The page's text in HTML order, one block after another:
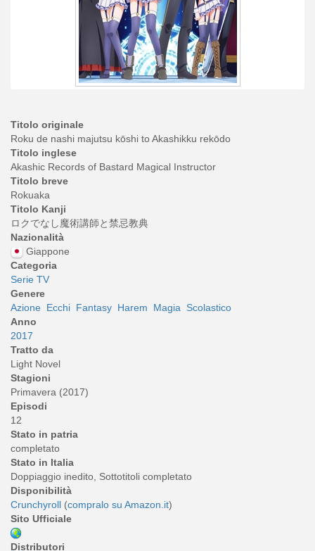
Titolo originale
Roku de nashi majutsu kōshi to Akashikku rekōdo
Titolo inglese
Akashic Records of Bastard Magical Instructor
Titolo breve
Rokuaka
Titolo Kanji
ロクでなし魔術講師と禁忌教典
Nazionalità
Giappone
Categoria
Serie TV
Genere
Azione Ecchi Fantasy Harem Magia
Scolastico
Anno
2017
Tratto da
Light Novel
Stagioni
Primavera (2017)
Episodi
12
Stato in patria
completato
Stato in Italia
Doppiaggio inedito, Sottotitoli completato
Disponibilità
Crunchyroll (compralo su Amazon.it)
Sito Ufficiale
Distributori